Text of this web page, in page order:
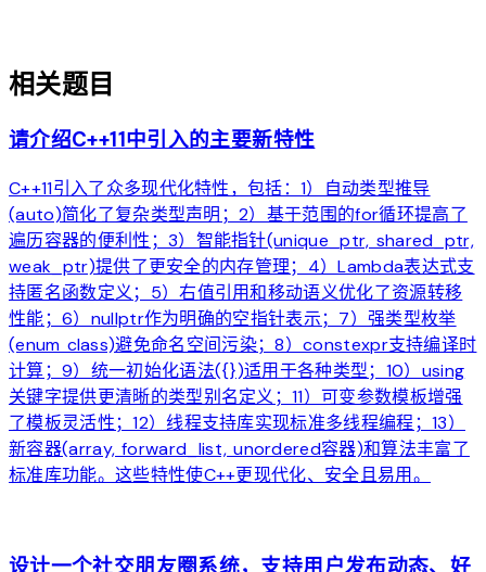
相关题目
请介绍C++11中引入的主要新特性
C++11引入了众多现代化特性，包括：1）自动类型推导
(auto)简化了复杂类型声明；2）基于范围的for循环提高了
遍历容器的便利性；3）智能指针(unique_ptr, shared_ptr,
weak_ptr)提供了更安全的内存管理；4）Lambda表达式支
持匿名函数定义；5）右值引用和移动语义优化了资源转移
性能；6）nullptr作为明确的空指针表示；7）强类型枚举
(enum class)避免命名空间污染；8）constexpr支持编译时
计算；9）统一初始化语法({})适用于各种类型；10）using
关键字提供更清晰的类型别名定义；11）可变参数模板增强
了模板灵活性；12）线程支持库实现标准多线程编程；13）
新容器(array, forward_list, unordered容器)和算法丰富了
标准库功能。这些特性使C++更现代化、安全且易用。
设计一个社交朋友圈系统，支持用户发布动态、好